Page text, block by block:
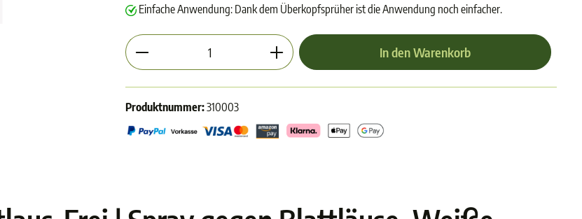
Einfache Anwendung: Dank dem Überkopfsprüher ist die Anwendung noch einfacher.
Produkt Anzahl: Gib den gewünschten Wert ein oder benutze die
In den Warenkorb
Produktnummer:310003